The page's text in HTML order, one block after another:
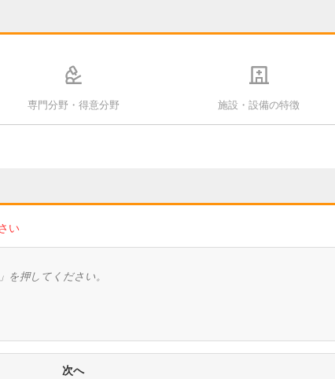
専門分野・得意分野 施設・設備の特徴
い